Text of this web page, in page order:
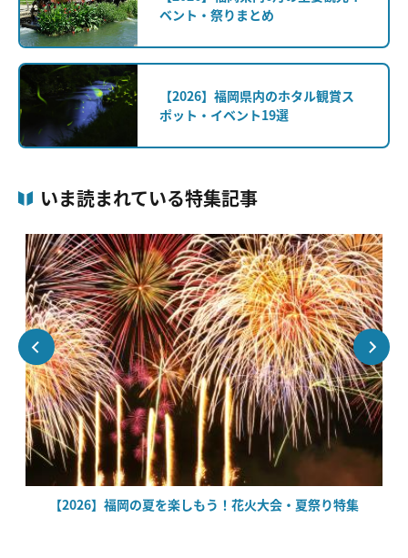
ベント・祭りまとめ
【2026】福岡県内のホタル観賞ス
ポット・イベント19選
いま読まれている特集記事
【2026】福岡の夏を楽しもう！花火大会・夏祭り特集